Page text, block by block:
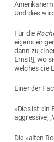
Und dies
Für die
eigens
dann zu
Ernst!], wo
welches die
Einer der
»Dies ist ein
aggressive,
Die »alten